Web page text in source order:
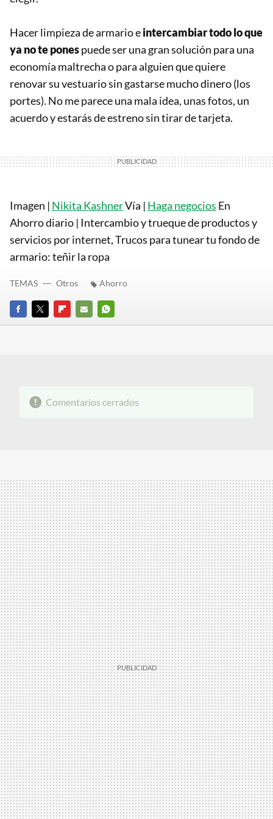
Hacer limpieza de armario eintercambiar todo lo que
ya no te ponespuede ser una gran solución para una
economía maltrecha o para alguien que quiere
renovar su vestuario sin gastarse mucho dinero (los
portes). No me parece una mala idea, unas fotos, un
acuerdo y estarás de estreno sin tirar de tarjeta.
Imagen | Nikita KashnerVía | Haga negocios En
Ahorro diario | Intercambio y trueque de productos y
servicios por internet, Trucos para tunear tu fondo de
armario: teñir la ropa
FACEBOOK
TWITTERFLIPBOARD
E-
WHATSAPP
TEMAS Otros Ahorro
Comentarios cerrados